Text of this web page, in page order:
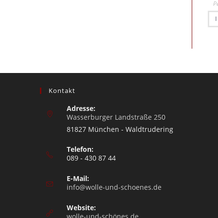
Kontakt
Adresse:
Wasserburger Landstraße 250
81827 München - Waldtrudering
Telefon:
089 - 430 87 44
E-Mail:
info@wolle-und-schoenes.de
Website: